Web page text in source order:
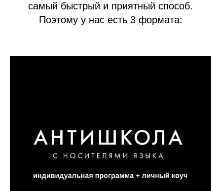
самый быстрый и приятный способ.
Поэтому у нас есть 3 формата: